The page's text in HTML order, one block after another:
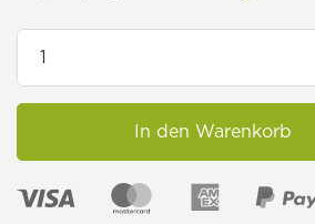
In den Warenkorb